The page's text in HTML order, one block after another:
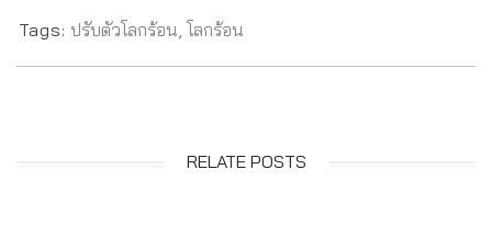
Tags: ปรับตัวโลกร้อน, โลกร้อน
RELATE POSTS